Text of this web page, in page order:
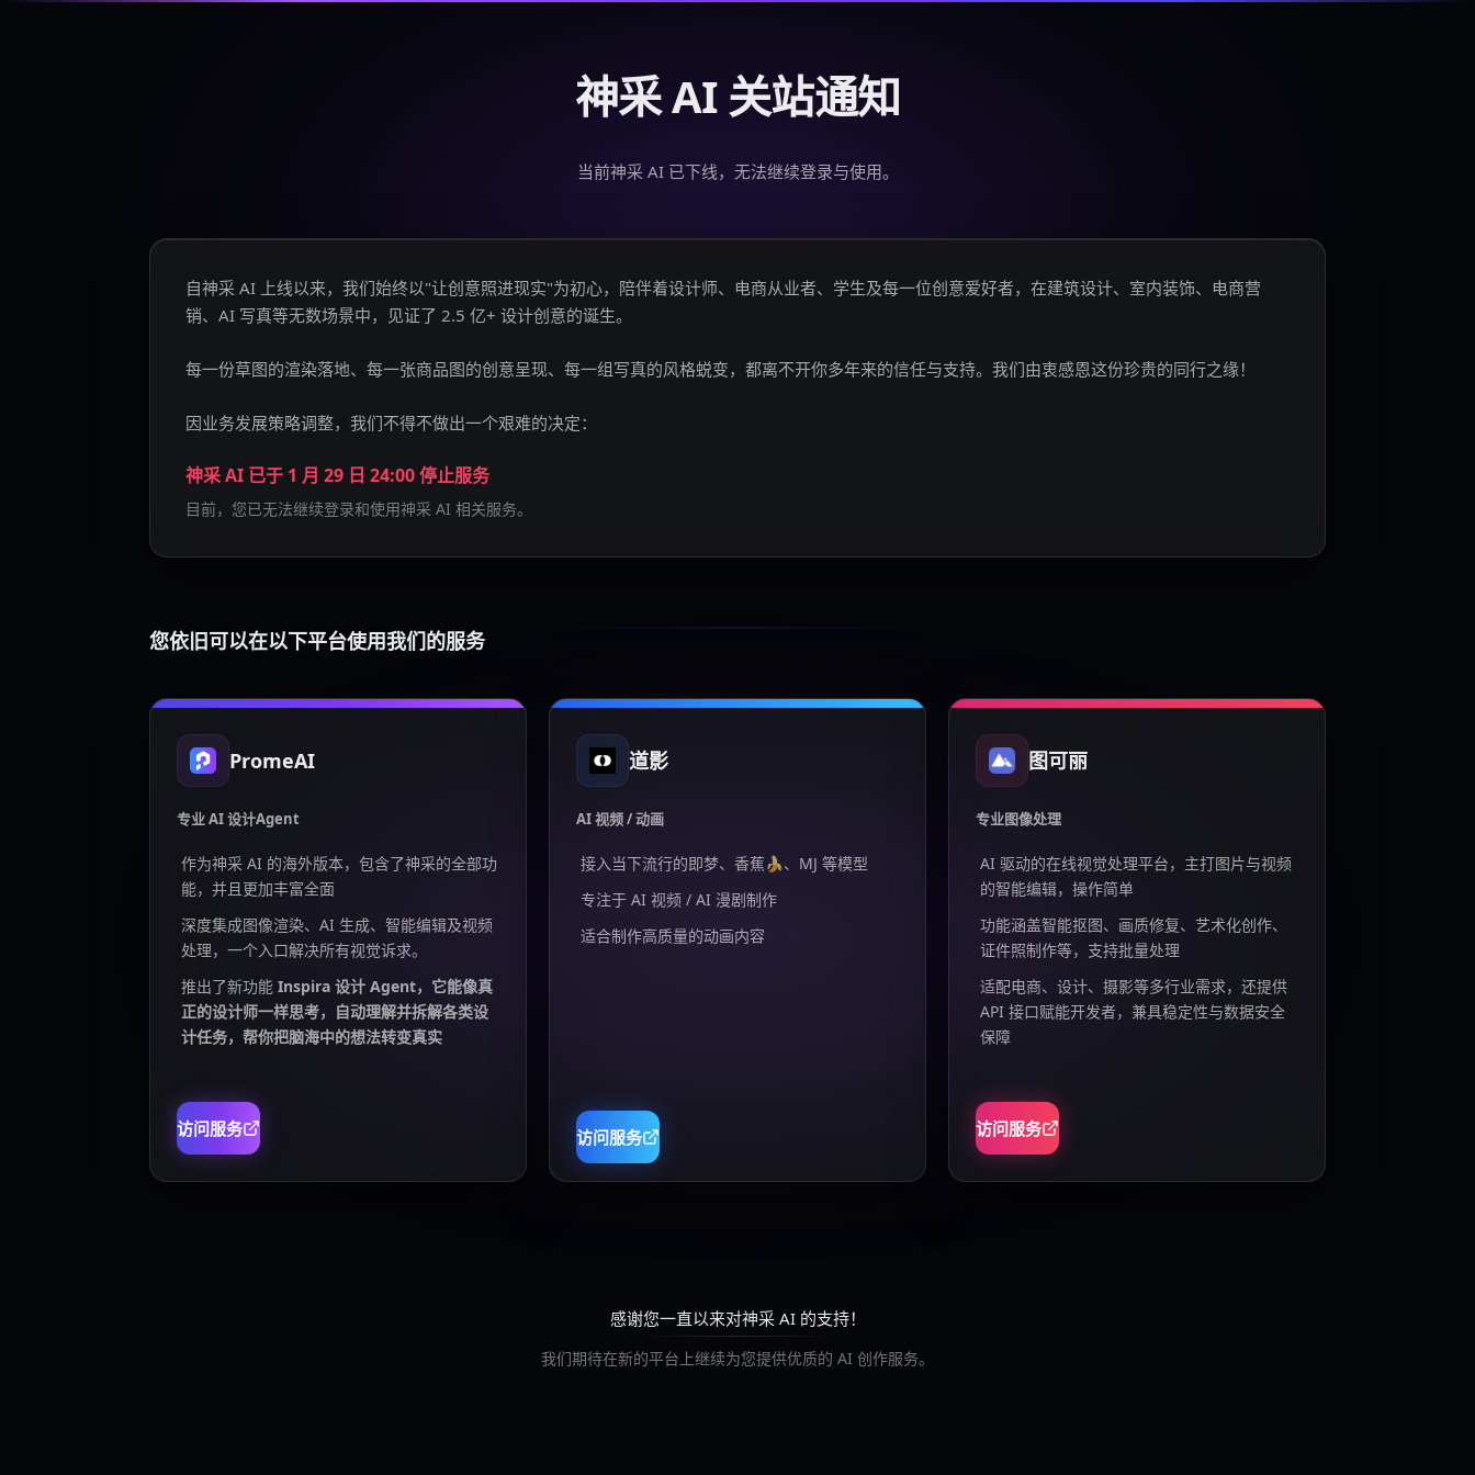
神采 AI 关站通知
当前神采 AI 已下线，无法继续登录与使用。
自神采 AI 上线以来，我们始终以"让创意照进现实"为初心，陪伴着设计师、电商从业者、学生及每一位创意爱好者，在建筑设计、室内装饰、电商营
销、AI 写真等无数场景中，见证了 2.5 亿+ 设计创意的诞生。
每一份草图的渲染落地、每一张商品图的创意呈现、每一组写真的风格蜕变，都离不开你多年来的信任与支持。我们由衷感恩这份珍贵的同行之缘！
因业务发展策略调整，我们不得不做出一个艰难的决定：
神采 AI 已于 1 月 29 日 24:00 停止服务
目前，您已无法继续登录和使用神采 AI 相关服务。
您依旧可以在以下平台使用我们的服务
PromeAI
专业 AI 设计Agent
作为神采 AI 的海外版本，包含了神采的全部功
能，并且更加丰富全面
深度集成图像渲染、AI 生成、智能编辑及视频
处理，一个入口解决所有视觉诉求。
推出了新功能 Inspira 设计 Agent，它能像真
正的设计师一样思考，自动理解并拆解各类设
计任务，帮你把脑海中的想法转变真实
访问服务
道影
AI 视频 / 动画
接入当下流行的即梦、香蕉🍌、MJ 等模型
专注于 AI 视频 / AI 漫剧制作
适合制作高质量的动画内容
访问服务
图可丽
专业图像处理
AI 驱动的在线视觉处理平台，主打图片与视频
的智能编辑，操作简单
功能涵盖智能抠图、画质修复、艺术化创作、
证件照制作等，支持批量处理
适配电商、设计、摄影等多行业需求，还提供
API 接口赋能开发者，兼具稳定性与数据安全
保障
访问服务
感谢您一直以来对神采 AI 的支持！
我们期待在新的平台上继续为您提供优质的 AI 创作服务。